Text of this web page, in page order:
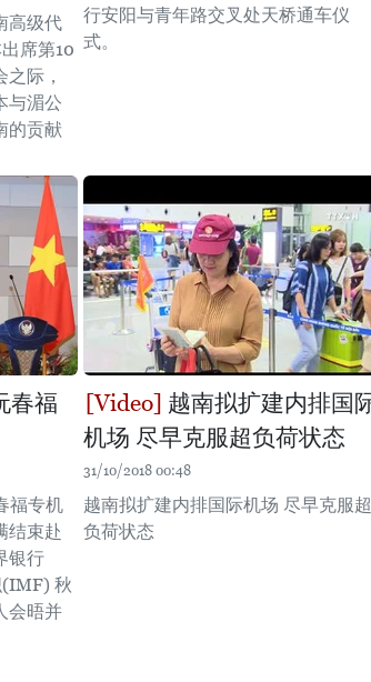
高级代
席第10
际，
与湄公
的贡献
行安阳与青年路交叉处天桥通车仪
式。
春福
福专机
结束赴
银行
(IMF) 秋
会晤并
越南拟扩建内排国
机场 尽早克服超负荷状态
31/10/2018 00:48
越南拟扩建内排国际机场 尽早克服超
负荷状态